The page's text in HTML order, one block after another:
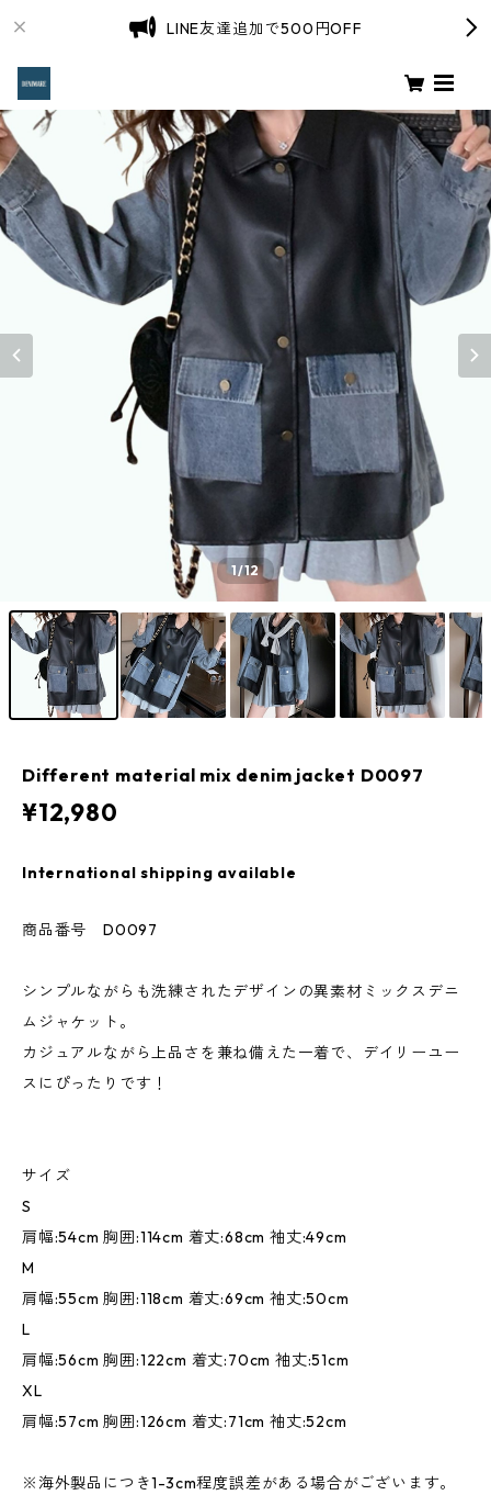
LINE友達追加で500円OFF
1/12
Different material mix denim jacket D0097
¥12,980
International shipping available
商品番号 D0097
シンプルながらも洗練されたデザインの異素材ミックスデニ
ムジャケット。
カジュアルながら上品さを兼ね備えた一着で、デイリーユー
スにぴったりです！
サイズ
S
肩幅:54cm 胸囲:114cm 着丈:68cm 袖丈:49cm
M
肩幅:55cm 胸囲:118cm 着丈:69cm 袖丈:50cm
L
肩幅:56cm 胸囲:122cm 着丈:70cm 袖丈:51cm
XL
肩幅:57cm 胸囲:126cm 着丈:71cm 袖丈:52cm
※海外製品につき1-3cm程度誤差がある場合がございます。